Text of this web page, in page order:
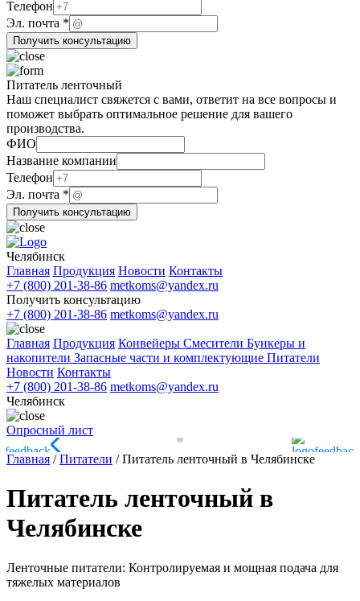
Название
почта
Телефон
Телефон
Эл. почта *
Получить консультацию
Питатель ленточный
Наш специалист свяжется с вами, ответит на все вопросы и
поможет выбрать оптимальное решение для вашего
производства.
ФИО
компании
почта
Телефон
Название компании
Телефон
Эл. почта *
Получить консультацию
Челябинск
Главная Продукция Новости Контакты
+7 (800) 201-38-86 metkoms@yandex.ru
Получить консультацию
+7 (800) 201-38-86 metkoms@yandex.ru
Главная Продукция Конвейеры Смесители Бункеры и
накопители Запасные части и комплектующие Питатели
Новости Контакты
+7 (800) 201-38-86 metkoms@yandex.ru
Челябинск
Опросный лист
Главная /Питатели /Питатель ленточный в Челябинске
Питатель ленточный в
Челябинске
Ленточные питатели: Контролируемая и мощная подача для
тяжелых материалов